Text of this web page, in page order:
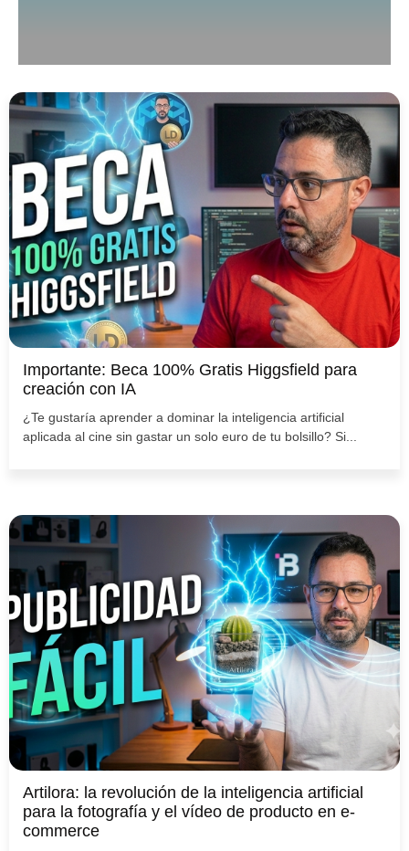
Importante: Beca 100% Gratis Higgsfield para
creación con IA
¿Te gustaría aprender a dominar la inteligencia artificial
aplicada al cine sin gastar un solo euro de tu bolsillo? Si...
Artilora: la revolución de la inteligencia artificial
para la fotografía y el vídeo de producto en e-
commerce